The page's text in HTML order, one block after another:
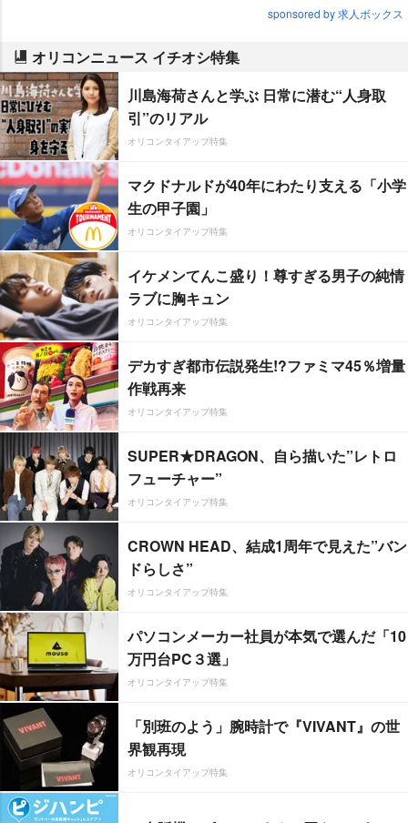
sponsored by 求人ボックス
オリコンニュース イチオシ特集
川島海荷さんと学ぶ 日常に潜む“人身取
引”のリアル
オリコンタイアップ特集
マクドナルドが40年にわたり支える「小学
生の甲子園」
オリコンタイアップ特集
イケメンてんこ盛り！尊すぎる男子の純情
ラブに胸キュン
オリコンタイアップ特集
デカすぎ都市伝説発生!?ファミマ45％増量
作戦再来
オリコンタイアップ特集
SUPER★DRAGON、自ら描いた”レトロ
フューチャー”
オリコンタイアップ特集
CROWN HEAD、結成1周年で見えた”バン
ドらしさ”
オリコンタイアップ特集
パソコンメーカー社員が本気で選んだ「10
万円台PC３選」
オリコンタイアップ特集
「別班のよう」腕時計で『VIVANT』の世
界観再現
オリコンタイアップ特集